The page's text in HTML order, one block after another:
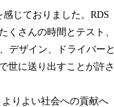
じておりました。RDS
くさんの時間とテスト、
デザイン、ドライバーと
世に送り出すことが許さ
りよい社会への貢献へ